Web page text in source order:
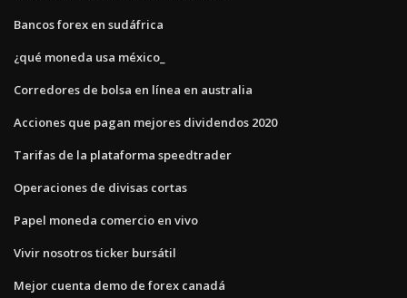
Bancos forex en sudáfrica
¿qué moneda usa méxico_
Corredores de bolsa en línea en australia
Acciones que pagan mejores dividendos 2020
Tarifas de la plataforma speedtrader
Operaciones de divisas cortas
Papel moneda comercio en vivo
Vivir nosotros ticker bursátil
Mejor cuenta demo de forex canadá